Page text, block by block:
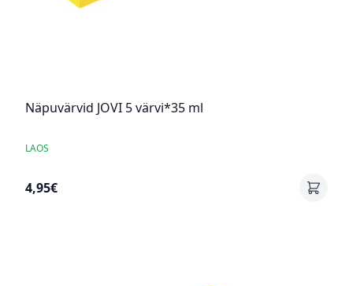
Näpuvärvid JOVI 5 värvi*35 ml
LAOS
4,95€